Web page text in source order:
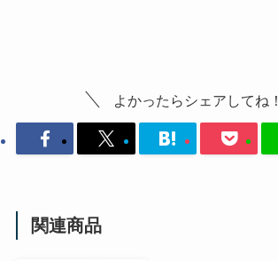
よかったらシェアしてね！
関連商品